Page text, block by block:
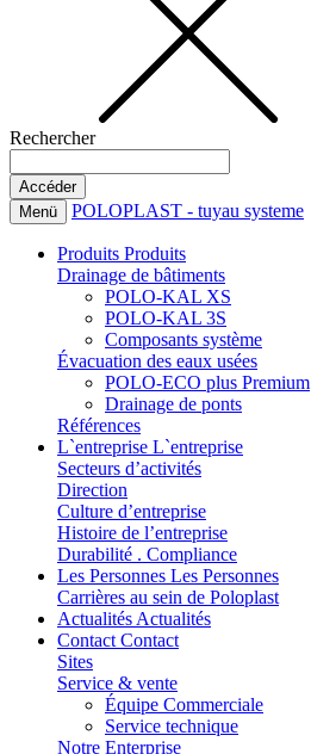
Rechercher
Menü POLOPLAST - tuyau systeme
Produits Produits
Drainage de bâtiments
POLO-KAL XS
POLO-KAL 3S
Composants système
Évacuation des eaux usées
POLO-ECO plus Premium
Drainage de ponts
Références
L`entreprise L`entreprise
Secteurs d’activités
Direction
Culture d’entreprise
Histoire de l’entreprise
Durabilité . Compliance
Les Personnes Les Personnes
Carrières au sein de Poloplast
Actualités Actualités
Contact Contact
Sites
Service & vente
Équipe Commerciale
Service technique
Notre Enterprise